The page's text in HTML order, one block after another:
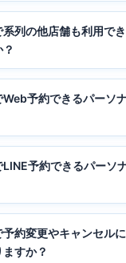
列の他店舗も利用で
予約できるパーソ
予約できるパーソ
約変更やキャンセル
すか？